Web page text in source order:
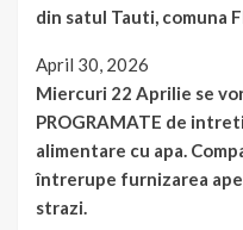
din satul Tauti, comuna
April 30, 2026
Miercuri 22 Aprilie se
PROGRAMATE de
alimentare cu apa.
întrerupe furnizarea
strazi.